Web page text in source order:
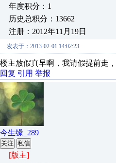
年度积分：1
历史总积分：13662
注册：2012年11月19日
发表于：2013-02-01 14:02:23
楼主放假真早啊，我请假提前走
回复 引用 举报
今生缘_289
关注 私信
[版主]